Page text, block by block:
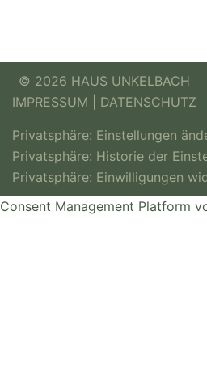
© 2026 HAUS UNKELBACH
IMPRESSUM
DATENSCHUTZ
Privatsphäre: Einstellungen
Privatsphäre: Historie der
Privatsphäre: Einwilligungen
Consent Management Platform